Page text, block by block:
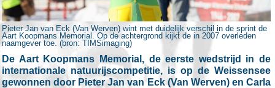
Pieter Jan van Eck (Van Werven) wint met duidelijk verschil in de sprint de
Aart Koopmans Memorial. Op de achtergrond kijkt de in 2007 overleden
naamgever toe. (bron: TIMSimaging)
De Aart Koopmans Memorial, de eerste wedstrijd in de
internationale natuurijscompetitie, is op de Weissensee
gewonnen door Pieter Jan van Eck (Van Werven) en Carla